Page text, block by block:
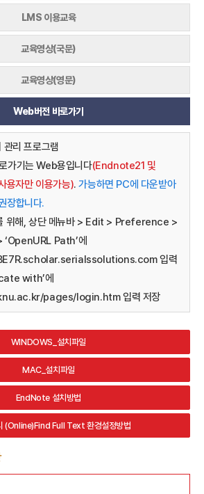
LMS 이용교육
교육영상(국문)
교육영상(영문)
Web버전 바로가기
리 프로그램
가기는 Web용입니다(Endnote21 및
자만 이용가능).가능하면 PC에 다운받아
장합니다.
위해, 상단 메뉴바 > Edit > Preference >
Path’에
입력
with’에
pages/login.htm 입력 저장
WINDOWS_설치파일
MAC_설치파일
EndNote 설치방법
(Online)Find Full Text 환경설정방법